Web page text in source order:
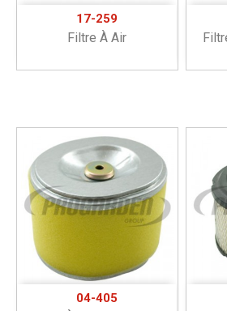
17-259
Filtre À Air
04-405